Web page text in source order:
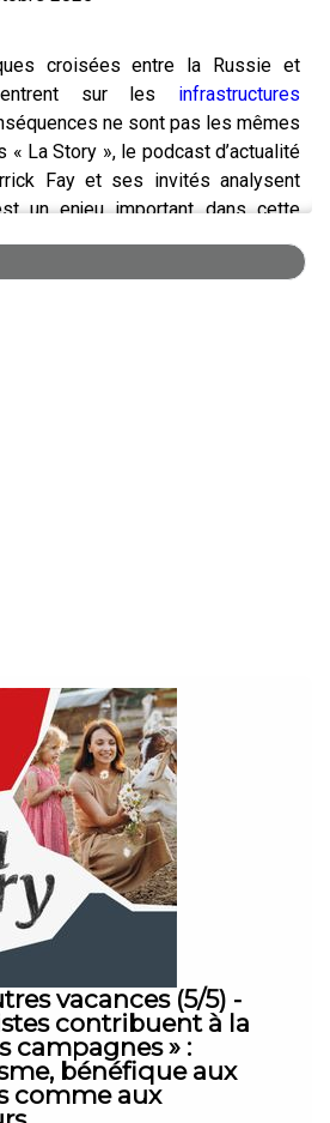
croisées entre la Russie et
sur les infrastructures
ne sont pas les mêmes
« La Story », le podcast d’actualité
Fay et ses invités analysent
un enjeu important dans cette
Réalisation : Willy Ganne. Chargée
: Michèle Warnet. Musique :
graphique : Upian. Photo :
Connect. Sons : Euronews,
Amaksi, Franceinfo, TV5 Monde.
vacances (5/5) -
contribuent à la
campagnes » :
bénéfique aux
comme aux